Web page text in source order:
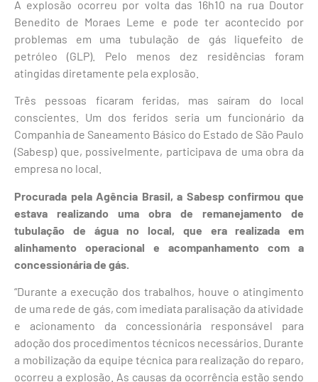
A explosão ocorreu por volta das 16h10 na rua Doutor
Benedito de Moraes Leme e pode ter acontecido por
problemas em uma tubulação de gás liquefeito de
petróleo (GLP). Pelo menos dez residências foram
atingidas diretamente pela explosão.
Três pessoas ficaram feridas, mas saíram do local
conscientes. Um dos feridos seria um funcionário da
Companhia de Saneamento Básico do Estado de São Paulo
(Sabesp) que, possivelmente, participava de uma obra da
empresa no local.
Procurada pela Agência Brasil, a Sabesp confirmou que
estava realizando uma obra de remanejamento de
tubulação de água no local, que era realizada em
alinhamento operacional e acompanhamento com a
concessionária de gás.
“Durante a execução dos trabalhos, houve o atingimento
de uma rede de gás, com imediata paralisação da atividade
e acionamento da concessionária responsável para
adoção dos procedimentos técnicos necessários. Durante
a mobilização da equipe técnica para realização do reparo,
ocorreu a explosão. As causas da ocorrência estão sendo